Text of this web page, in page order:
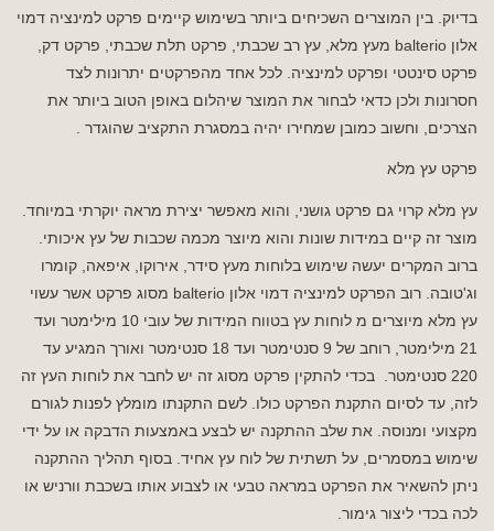
בדיוק. בין המוצרים השכיחים ביותר בשימוש קיימים פרקט למינציה דמוי
אלון balterio מעץ מלא, עץ רב שכבתי, פרקט תלת שכבתי, פרקט דק,
פרקט סינטטי ופרקט למינציה. לכל אחד מהפרקטים יתרונות לצד
חסרונות ולכן כדאי לבחור את המוצר שיהלום באופן הטוב ביותר את
הצרכים, וחשוב כמובן שמחירו יהיה במסגרת התקציב שהוגדר .
פרקט עץ מלא
עץ מלא קרוי גם פרקט גושני, והוא מאפשר יצירת מראה יוקרתי במיוחד.
מוצר זה קיים במידות שונות והוא מיוצר מכמה שכבות של עץ איכותי.
ברוב המקרים יעשה שימוש בלוחות מעץ סידר, אירוקו, איפאה, קומרו
וג'טובה. רוב הפרקט למינציה דמוי אלון balterio מסוג פרקט אשר עשוי
עץ מלא מיוצרים מ לוחות עץ בטווח המידות של עובי 10 מילימטר ועד
21 מילימטר, רוחב של 9 סנטימטר ועד 18 סנטימטר ואורך המגיע עד
220 סנטימטר. בכדי להתקין פרקט מסוג זה יש לחבר את לוחות העץ זה
לזה, עד לסיום התקנת הפרקט כולו. לשם התקנתו מומלץ לפנות לגורם
מקצועי ומנוסה. את שלב ההתקנה יש לבצע באמצעות הדבקה או על ידי
שימוש במסמרים, על תשתית של לוח עץ אחיד. בסוף תהליך ההתקנה
ניתן להשאיר את הפרקט במראה טבעי או לצבוע אותו בשכבת וורניש או
לכה בכדי ליצור גימור.